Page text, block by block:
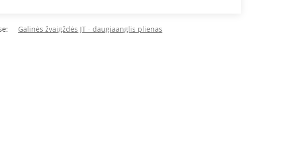
Galinės žvaigždės JT - daugiaanglis plienas